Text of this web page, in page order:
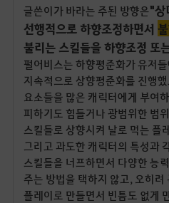
글쓴이가 바라는 주된 방향은"상
선행적으로 하향조정하면서
불리는 스킬들을 하향조정 또
펄어비스는 하향평준화가 유저
지속적으로 상향평준화를 진행
요소들을 많은 캐릭터에게 부여
피하기도 힘들거나 광범위한 범
스킬들로 상향시켜 날로 먹는 플
그리고 과도한 캐릭터의 특성과
스킬들을 너프하면서 다양한 능
주는 방법을 택하지 않고, 오히
플레이로 만들면서 빈틈도 없게